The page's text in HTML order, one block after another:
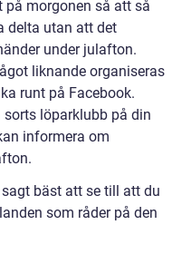
morgonen så att så
delta utan att det
under julafton.
liknande organiseras
runt på Facebook.
löparklubb på din
informera om
bäst att se till att du
som råder på den